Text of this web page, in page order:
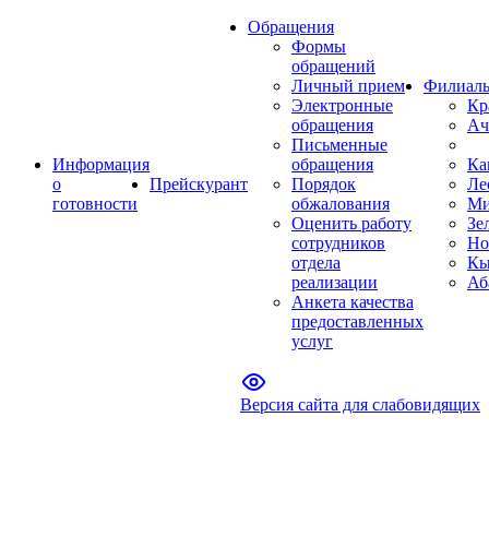
Информация
о
готовности
Прейскурант
Обращения
Формы
обращений
Личный прием
Электронные
обращения
Письменные
обращения
Порядок
обжалования
Оценить работу
сотрудников
отдела
реализации
Анкета качества
предоставленных
услуг
Версия сайта для слабовидящих